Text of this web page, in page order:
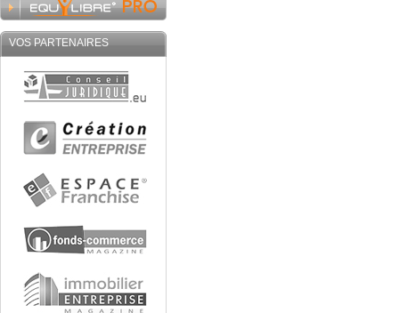
VOS PARTENAIRES